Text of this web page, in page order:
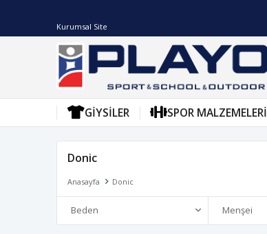
Kurumsal Site
GIYSILER SPOR MALZEMELERI
Donic
Anasayfa Donic
Beden Menşei